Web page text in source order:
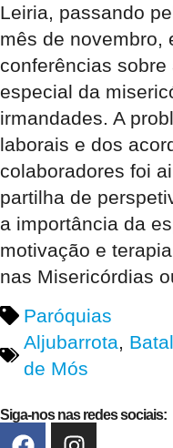
Leiria, passando
mês de novembro,
conferências
especial da
irmandades. A
laborais e dos
colaboradores foi
partilha de
a importância da
motivação e
nas Misericórdias
Paróquias
Aljubarrota,
de Mós
Siga-nos nas redes sociais: